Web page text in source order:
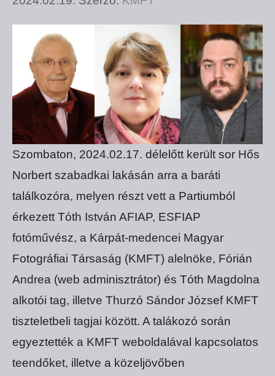
Szombaton, 2024.02.17. délelőtt került sor Hős
Norbert szabadkai lakásán arra a baráti
találkozóra, melyen részt vett a Partiumból
érkezett Tóth István AFIAP, ESFIAP
fotóművész, a Kárpát-medencei Magyar
Fotográfiai Társaság (KMFT) alelnöke, Fórián
Andrea (web adminisztrátor) és Tóth Magdolna
alkotói tag, illetve Thurzó Sándor József KMFT
tiszteletbeli tagjai között. A talákozó során
egyeztették a KMFT weboldalával kapcsolatos
teendőket, illetve a közeljövőben